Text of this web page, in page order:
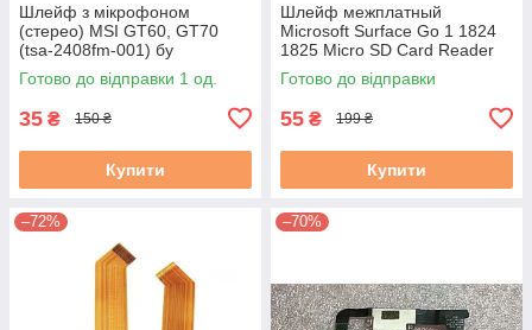
Шлейф з мікрофоном
(стерео) MSI GT60, GT70
(tsa-2408fm-001) бу
Готово до відправки 1 од.
35 ₴ 150 ₴
Купити
Шлейф межплатный
Microsoft Surface Go 1 1824
1825 Micro SD Card Reader
AD003S60001 б/у
Готово до відправки
55 ₴ 199 ₴
Купити
–72% –70%